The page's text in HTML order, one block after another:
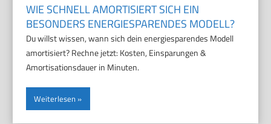
WIE SCHNELL AMORTISIERT SICH EIN
BESONDERS ENERGIESPARENDES MODELL?
Du willst wissen, wann sich dein energiesparendes Modell
amortisiert? Rechne jetzt: Kosten, Einsparungen &
Amortisationsdauer in Minuten.
Weiterlesen